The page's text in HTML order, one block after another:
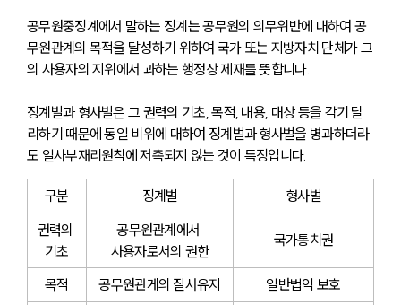
공무원중징계에서 말하는 징계는 공무원의 의무위반에 대하여 공
무원관계의 목적을 달성하기 위하여 국가 또는 지방자치 단체가 그
의 사용자의 지위에서 과하는 행정상 제재를 뜻합니다.
징계벌과 형사벌은 그 권력의 기초, 목적, 내용, 대상 등을 각기 달
리하기 때문에 동일 비위에 대하여 징계벌과 형사벌을 병과하더라
도 일사부재리원칙에 저촉되지 않는 것이 특징입니다.
구분 징계벌
형사벌
권력의
기초
공무원관계에서
사용자로서의 권한
국가통치권
목적 공무원관게의 질서유지 일반법익 보호